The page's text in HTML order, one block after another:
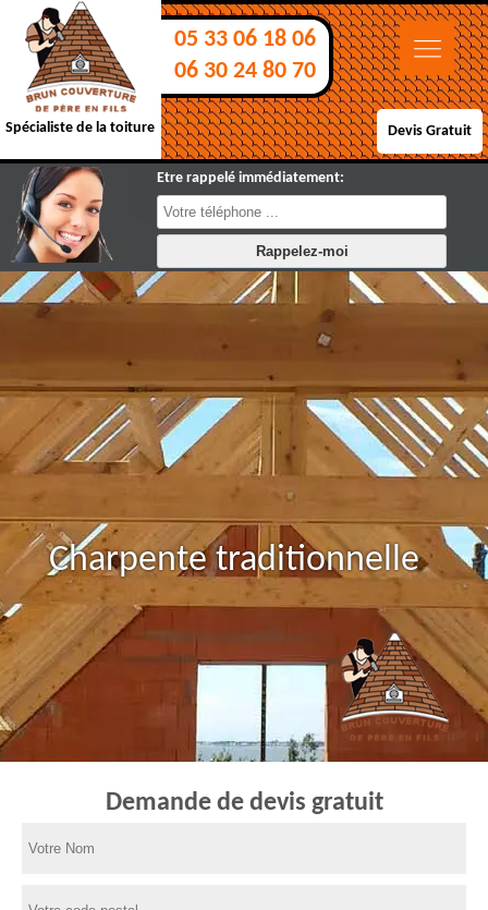
Spécialiste de la toiture
05 33 06 18 06
06 30 24 80 70
Devis Gratuit
Etre rappelé immédiatement:
Charpente traditionnelle
Demande de devis gratuit